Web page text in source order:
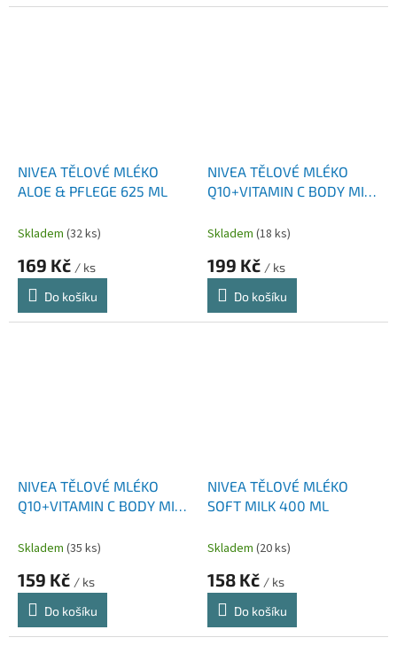
NIVEA TĚLOVÉ MLÉKO
ALOE & PFLEGE 625 ML
Skladem (32 ks)
169 Kč / ks
Do košíku
NIVEA TĚLOVÉ MLÉKO
Q10+VITAMIN C BODY MILK
Skladem (18 ks)
199 Kč / ks
Do košíku
NIVEA TĚLOVÉ MLÉKO
Q10+VITAMIN C BODY MILK
PUMPIČKOU 400 ML
Skladem (35 ks)
159 Kč / ks
Do košíku
NIVEA TĚLOVÉ MLÉKO
SOFT MILK 400 ML
Skladem (20 ks)
158 Kč / ks
Do košíku